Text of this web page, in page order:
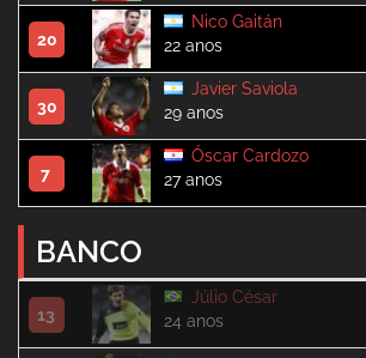
20
Nico Gaitán
22 anos
30
Javier Saviola
29 anos
7
Óscar Cardozo
27 anos
BANCO
13
Júlio César
24 anos